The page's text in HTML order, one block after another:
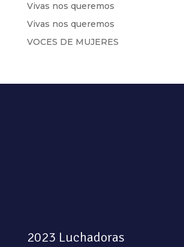
Vivas nos queremos
Vivas nos queremos
VOCES DE MUJERES
2023 Luchadoras